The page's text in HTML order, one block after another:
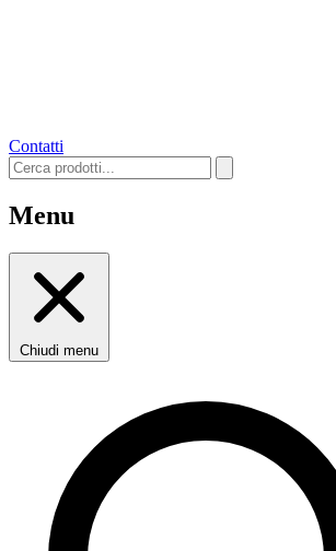
Contatti
Menu
Chiudi menu